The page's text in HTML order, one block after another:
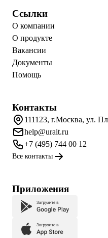
Ссылки
О компании
О продукте
Вакансии
Документы
Помощь
Контакты
111123, г.Москва, ул.
help@urait.ru
+7 (495) 744 00 12
Все контакты
Приложения